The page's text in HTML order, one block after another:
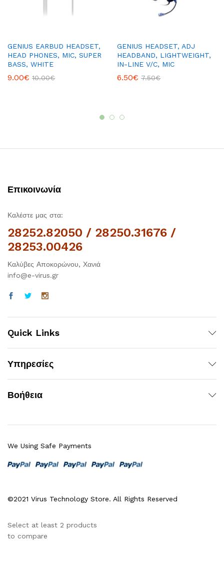
GENIUS EARBUD HEADSET,
HEAD PHONES, MIC, SUPER
BASS, WHITE
9.00€ 10.00€
GENIUS HEADSET, ADJ
HEADBAND, LIGHTWEIGHT,
IN-LINE V/C, MIC
6.50€ 7.50€
Επικοινωνία
Καλέστε μας στα:
28252.82050 / 28250.31676 /
28253.00426
Καλύβες Αποκορώνου, Χανιά
info@e-virus.gr
Quick Links
Υπηρεσίες
Βοήθεια
©2021 Virus Technology Store. All Rights Reserved
We Using Safe Payments
Select at least 2 products
to compare